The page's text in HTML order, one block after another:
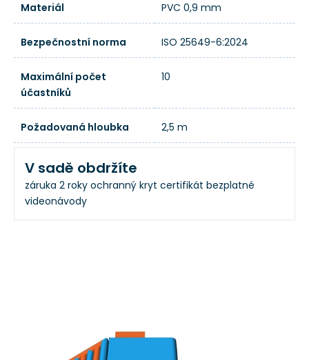
Materiál PVC 0,9 mm
Bezpečnostní norma ISO 25649-6:2024
Maximální počet
účastníků
10
Požadovaná hloubka 2,5 m
V sadě obdržíte
záruka 2 roky ochranný kryt certifikát bezplatné
videonávody